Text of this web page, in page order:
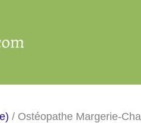
/ Ostéopathe Margerie-